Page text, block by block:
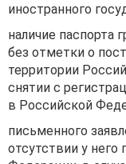
иностранного
наличие паспорта
без отметки о
территории
снятии с
в Российской
письменного
отсутствии у него